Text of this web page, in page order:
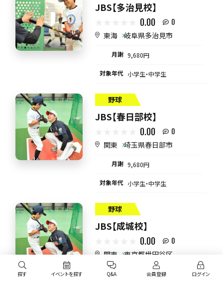
JBS【多治見校】
0.00 0
東海 岐阜県多治見市
月謝 9,680円
対象年代 小学生・中学生
野球
JBS【春日部校】
0.00 0
関東 埼玉県春日部市
月謝 9,680円
対象年代 小学生・中学生
野球
JBS【成城校】
0.00 0
関東 東京都世田谷区
月謝 9,680円
探す イベントを探す Q&A 会員登録 ログイン